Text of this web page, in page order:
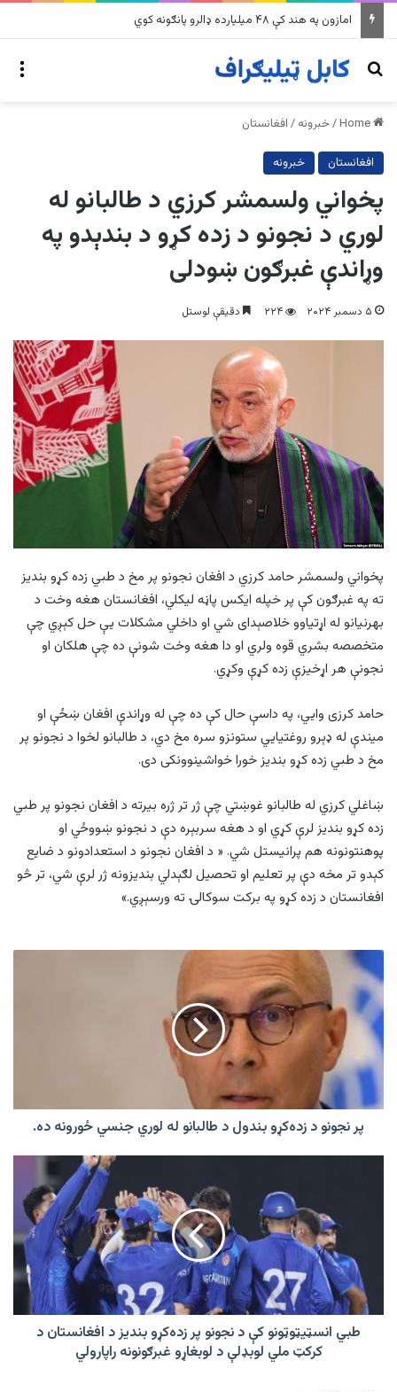
په وینزویلا کې زورورو زلزلو پراخ زیانونه اړولي
Search for
/خبرونه / افغانستان
افغانستان خبرونه
پخواني ولسمشر کرزي د طالبانو له
لوري د نجونو د زده کړو د بندېدو په
وړاندې غبرګون ښودلی
۵ دسمبر ۲۰۲۴ ۲۲۴ دقیقې لوستل
پخواني ولسمشر حامد کرزي د افغان نجونو پر مخ د طبي زده کړو بنديز
ته په غبرګون کې پر خپله ايکس پاڼه ‏‎ليکلي، افغانستان هغه وخت د
بهرنيانو له اړتياوو خلاصېدای شي او داخلي مشکلات يې حل کېږي چې
متخصصه بشري قوه ولري او دا هغه وخت شونې ده چې هلکان او
نجونې هر اړخيزې زده کړې وکړي.
حامد کرزی وايي، په داسې حال کې ده چې له وړاندې افغان ښځې او
ميندې له ډېرو روغتيايي ستونزو سره مخ دي، د طالبانو لخوا د نجونو پر
مخ د طبي زده کړو بنديز خورا خواشينوونکی دی.
ښاغلي کرزي له طالبانو غوښتي چې ژر تر ژره بيرته د افغان نجونو پر طبي
زده کړو بنديز لرې کړي او د هغه سربېره دې د نجونو ښووځي او
پوهنتونونه هم پرانيستل شي. « د افغان نجونو د استعدادونو د ضايع
کېدو تر مخه دې پر تعليم او تحصيل لګېدلي بنديزونه ژر لرې شي، تر څو
افغانستان د زده کړو په برکت سوکالۍ ته ورسېږي.»
پر
نجونو
زده‌کړو
بندول
د
طالبانو
له
لوري
جنسيپر نجونو د زده‌کړو بندول د طالبانو له لوري جنسي ځورونه ده.
زده‌کړو
بندیز
د
افغانستانطبي انسټيټوټونو کې د نجونو پر زده‌کړو بندیز د افغانستان د
کرکټ ملي لوبډلې د لوبغاړو غبرګونونه راپارولي